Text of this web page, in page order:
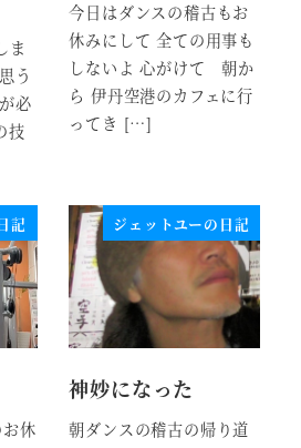
ま
う
必
技
今日はダンスの稽古もお
休みにして 全ての用事も
しないよ 心がけて 朝か
ら 伊丹空港のカフェに行
ってき […]
記
休
ジェットユーの日記
神妙になった
朝ダンスの稽古の帰り道